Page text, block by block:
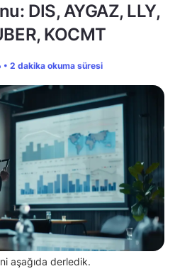
DIS, AYGAZ, LLY,
KOCMT
2 dakika okuma süresi
aşağıda derledik.